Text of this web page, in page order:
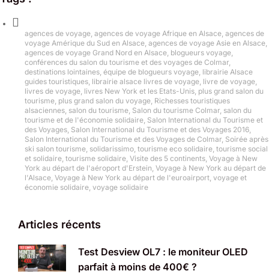
agences de voyage, agences de voyage Afrique en Alsace, agences de
voyage Amérique du Sud en Alsace, agences de voyage Asie en Alsace,
agences de voyage Grand Nord en Alsace, blogueurs voyage,
conférences du salon du tourisme et des voyages de Colmar,
destinations lointaines, équipe de blogueurs voyage, librairie Alsace
guides touristiques, librairie alsace livres de voyage, livre de voyage,
livres de voyage, livres New York et les Etats-Unis, plus grand salon du
tourisme, plus grand salon du voyage, Richesses touristiques
alsaciennes, salon du tourisme, Salon du tourisme Colmar, salon du
tourisme et de l'économie solidaire, Salon International du Tourisme et
des Voyages, Salon International du Tourisme et des Voyages 2016,
Salon International du Tourisme et des Voyages de Colmar, Soirée après
ski salon tourisme, solidarissimo, tourisme eco solidaire, tourisme social
et solidaire, tourisme solidaire, Visite des 5 continents, Voyage à New
York au départ de l'aéroport d'Erstein, Voyage à New York au départ de
l'Alsace, Voyage à New York au départ de l'euroairport, voyage et
économie solidaire, voyage solidaire
Articles récents
Test Desview OL7 : le moniteur OLED
parfait à moins de 400€ ?